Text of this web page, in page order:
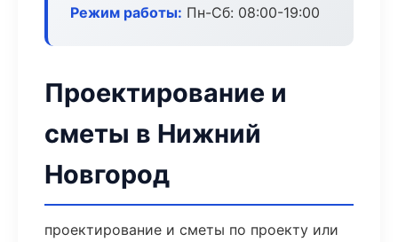
Режим работы: Пн-Сб: 08:00-19:00
Проектирование и
сметы в Нижний
Новгород
проектирование и сметы по проекту или